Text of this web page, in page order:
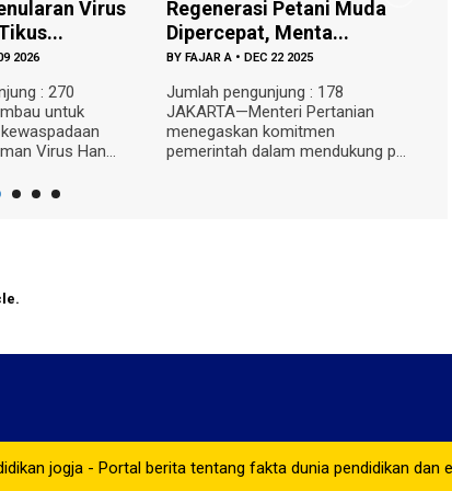
Regenerasi Petani Muda
Dipercepat, Menta...
BYFAJAR A
Jumlah pengunjung : 178
JAKARTA—Menteri Pertanian
menegaskan komitmen
pemerintah dalam mendukung p...
Gratis untuk
Tambah Bus ...
BYFAJAR A
Jumlah pengunjung :
—Pemerintah
menerima tambahan
sekolah...
jogja - Portal berita tentang fakta dunia pendidikan dan